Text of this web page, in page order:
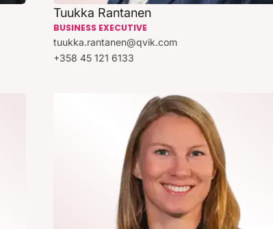
Tuukka Rantanen
BUSINESS EXECUTIVE
tuukka.rantanen@qvik.com
+358 45 121 6133